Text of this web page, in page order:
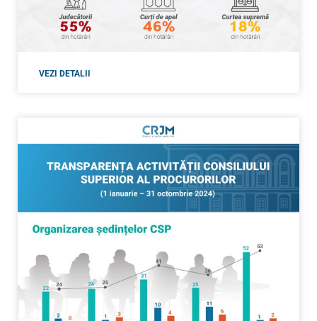
VEZI DETALII